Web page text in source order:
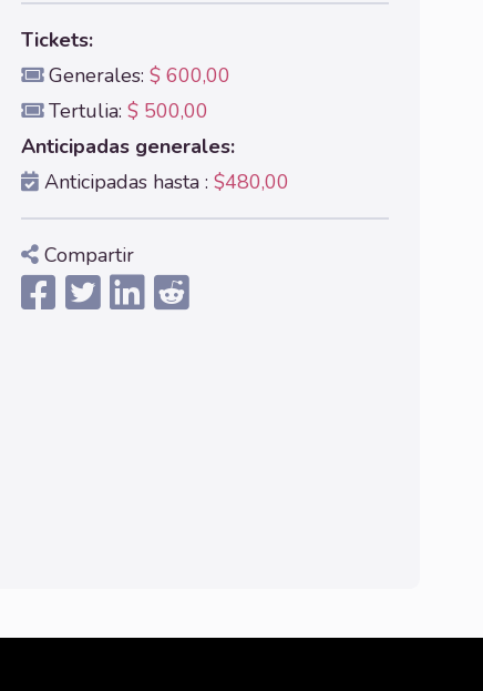
Tickets:
Generales: $ 600,00
Tertulia: $ 500,00
Anticipadas generales:
Anticipadas hasta : $480,00
Compartir